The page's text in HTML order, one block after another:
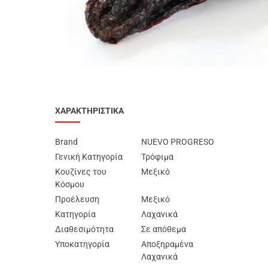
Διατροφής
Best Sellers
ΧΑΡΑΚΤΗΡΙΣΤΙΚΑ
Brand
NUEVO PROGRESO
Γενική Κατηγορία
Τρόφιμα
Κουζίνες του
Κόσμου
Μεξικό
Προέλευση
Μεξικό
Κατηγορία
Λαχανικά
Διαθεσιμότητα
Σε απόθεμα
Υποκατηγορία
Αποξηραμένα
Λαχανικά